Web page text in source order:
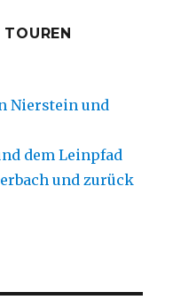
TOUREN
Nierstein und
dem Leinpfad
und zurück